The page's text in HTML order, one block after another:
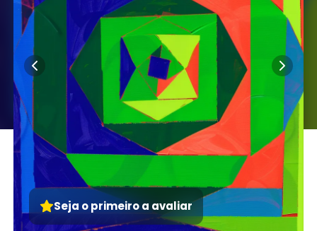
Seja o primeiro a avaliar